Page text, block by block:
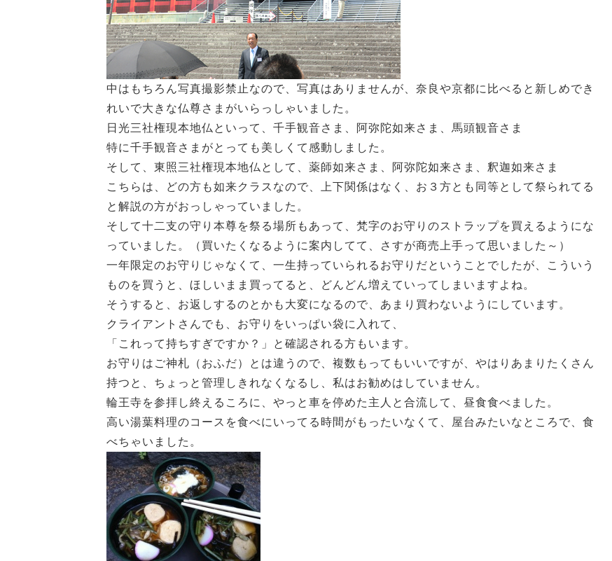
中はもちろん写真撮影禁止なので、写真はありませんが、奈良や京都に比べると新しめでき
れいで大きな仏尊さまがいらっしゃいました。
日光三社権現本地仏といって、千手観音さま、阿弥陀如来さま、馬頭観音さま
特に千手観音さまがとっても美しくて感動しました。
そして、東照三社権現本地仏として、薬師如来さま、阿弥陀如来さま、釈迦如来さま
こちらは、どの方も如来クラスなので、上下関係はなく、お３方とも同等として祭られてる
と解説の方がおっしゃっていました。
そして十二支の守り本尊を祭る場所もあって、梵字のお守りのストラップを買えるようにな
っていました。（買いたくなるように案内してて、さすが商売上手って思いました～）
一年限定のお守りじゃなくて、一生持っていられるお守りだということでしたが、こういう
ものを買うと、ほしいまま買ってると、どんどん増えていってしまいますよね。
そうすると、お返しするのとかも大変になるので、あまり買わないようにしています。
クライアントさんでも、お守りをいっぱい袋に入れて、
「これって持ちすぎですか？」と確認される方もいます。
お守りはご神札（おふだ）とは違うので、複数もってもいいですが、やはりあまりたくさん
持つと、ちょっと管理しきれなくなるし、私はお勧めはしていません。
輪王寺を参拝し終えるころに、やっと車を停めた主人と合流して、昼食食べました。
高い湯葉料理のコースを食べにいってる時間がもったいなくて、屋台みたいなところで、食
べちゃいました。